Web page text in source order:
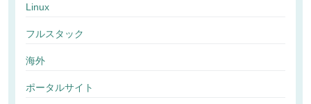
Linux
フルスタック
海外
ポータルサイト